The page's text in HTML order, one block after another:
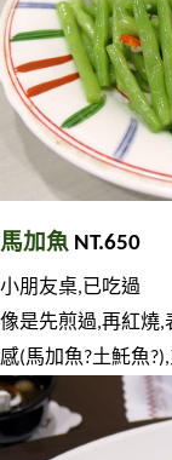
馬加魚 NT.650
小朋友桌,已吃過
像是先煎過,再紅燒
感(馬加魚?土魠魚?